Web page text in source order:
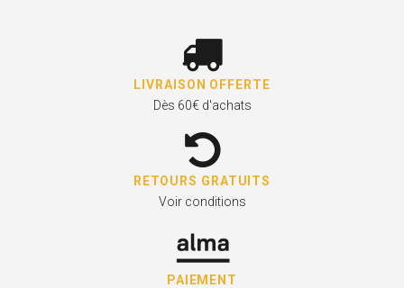
LIVRAISON OFFERTE
Dès 60€ d'achats
RETOURS GRATUITS
Voir conditions
PAIEMENT